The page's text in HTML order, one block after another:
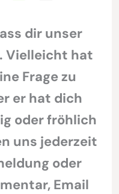
dir unser
Vielleicht hat
Frage zu
er hat dich
oder fröhlich
uns jederzeit
oder
Email